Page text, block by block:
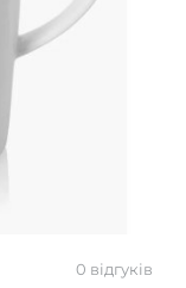
0 відгуків